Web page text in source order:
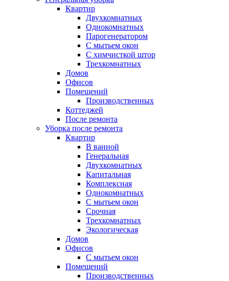
Квартир
Двухкомнатных
Однокомнатных
Парогенератором
С мытьем окон
С химчисткой штор
Трехкомнатных
Домов
Офисов
Помещений
Производственных
Коттеджей
После ремонта
Уборка после ремонта
Квартир
В ванной
Генеральная
Двухкомнатных
Капитальная
Комплексная
Однокомнатных
С мытьем окон
Срочная
Трехкомнатных
Экологическая
Домов
Офисов
С мытьем окон
Помещений
Производственных